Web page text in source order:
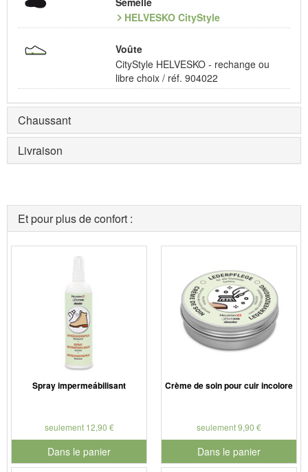
HELVESKO CityStyle
Voûte
CityStyle HELVESKO - rechange ou
libre choix / réf. 904022
Chaussant
Livraison
Et pour plus de confort :
Spray impermeábilisant
seulement 12,90 €
Dans le panier
pour le numéro de produit 901126
Crème de soin pour cuir incolore
seulement 9,90 €
Dans le panier
pour le numéro de produit